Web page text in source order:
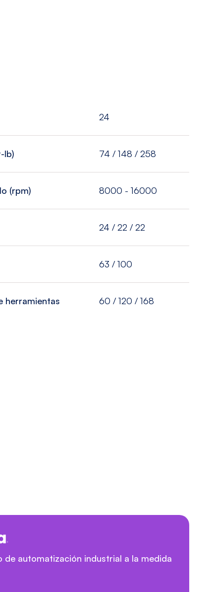
24
lb) 74 / 148 / 258
(rpm) 8000 - 16000
24 / 22 / 22
63 / 100
herramientas 60 / 120 / 168
de automatización industrial a la medida